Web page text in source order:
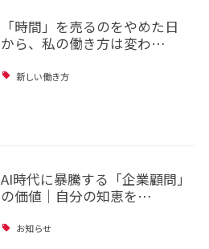
「時間」を売るのをやめた日
から、私の働き方は変わ…
新しい働き方
AI時代に暴騰する「企業顧問」
の価値｜自分の知恵を…
お知らせ